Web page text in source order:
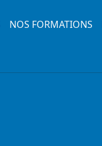
NOS FORMATIONS